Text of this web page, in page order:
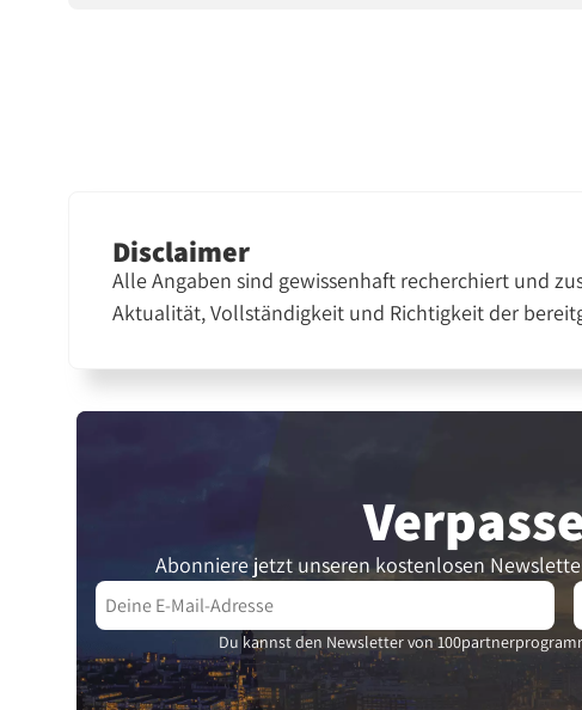
Disclaimer
Alle Angaben sind gewissenhaft recherchiert und
Aktualität, Vollständigkeit und Richtigkeit der
Abonniere jetzt unseren kostenlosen
Du kannst den Newsletter von